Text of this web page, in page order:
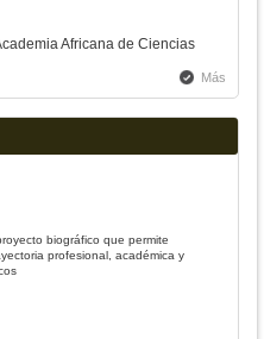
Africana de Ciencias
Más
biográfico que permite
profesional, académica y